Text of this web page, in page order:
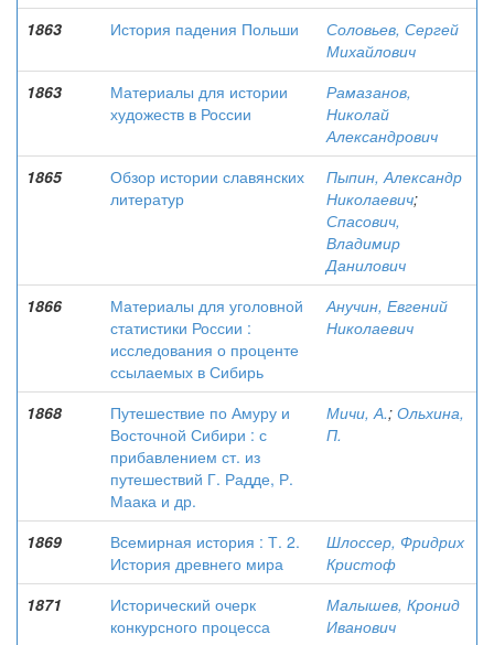
1863
История падения Польши
Соловьев, Сергей
Михайлович
1863
Материалы для истории
художеств в России
Рамазанов,
Николай
Александрович
1865
Обзор истории славянских
литератур
Пыпин, Александр
Николаевич;
Спасович,
Владимир
Данилович
1866
Материалы для уголовной
статистики России :
исследования о проценте
ссылаемых в Сибирь
Анучин, Евгений
Николаевич
1868
Путешествие по Амуру и
Восточной Сибири : с
прибавлением ст. из
путешествий Г. Радде, Р.
Маака и др.
Мичи, А.; Ольхина,
П.
1869
Всемирная история : Т. 2.
История древнего мира
Шлоссер, Фридрих
Кристоф
1871
Исторический очерк
конкурсного процесса
Малышев, Кронид
Иванович